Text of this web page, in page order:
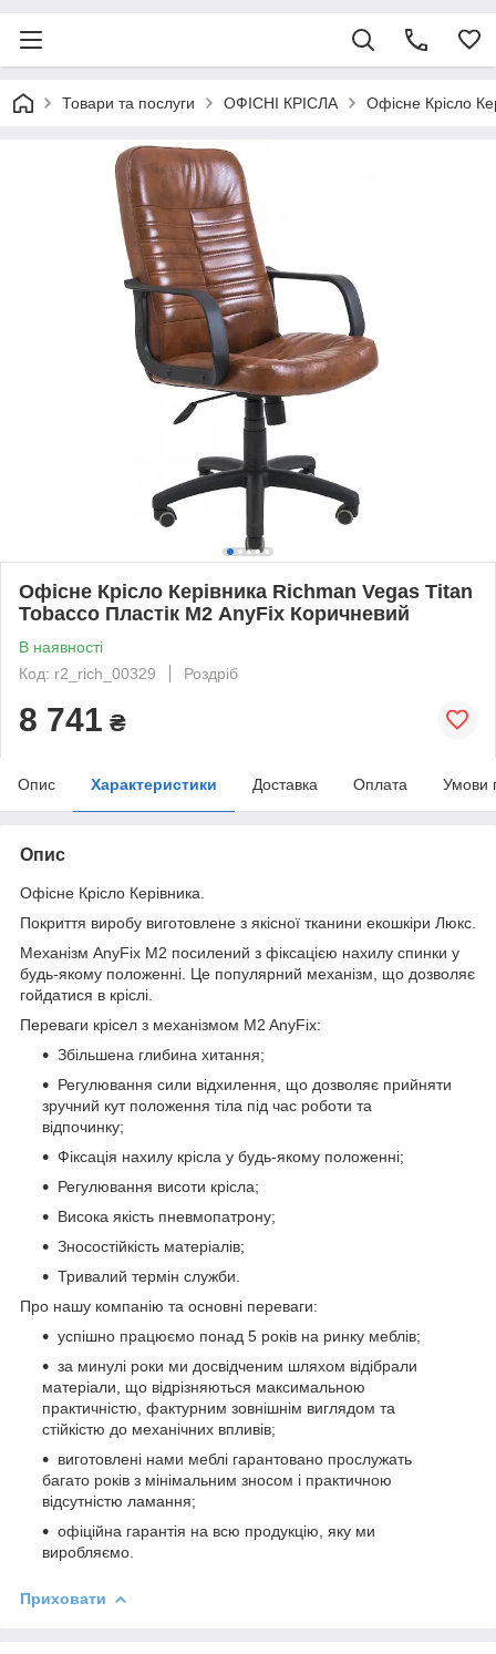
Товари та послуги ОФІСНІ КРІСЛА Офісне Крісло
Офісне Крісло Керівника Richman Vegas Titan
Tobacco Пластік М2 AnyFix Коричневий
В наявності
Код: r2_rich_00329
Роздріб
8 741 ₴
Опис Характеристики Доставка Оплата Умови
Опис
Офісне Крісло Керівника.
Покриття виробу виготовлене з якісної тканини екошкіри Люкс.
Механізм AnyFix М2 посилений з фіксацією нахилу спинки у
будь-якому положенні. Це популярний механізм, що дозволяє
гойдатися в кріслі.
Переваги крісел з механізмом M2 AnyFix:
Збільшена глибина хитання;
Регулювання сили відхилення, що дозволяє прийняти
зручний кут положення тіла під час роботи та
відпочинку;
Фіксація нахилу крісла у будь-якому положенні;
Регулювання висоти крісла;
Висока якість пневмопатрону;
Зносостійкість матеріалів;
Тривалий термін служби.
Про нашу компанію та основні переваги:
успішно працюємо понад 5 років на ринку меблів;
за минулі роки ми досвідченим шляхом відібрали
матеріали, що відрізняються максимальною
практичністю, фактурним зовнішнім виглядом та
стійкістю до механічних впливів;
виготовлені нами меблі гарантовано прослужать
багато років з мінімальним зносом і практичною
відсутністю ламання;
офіційна гарантія на всю продукцію, яку ми
виробляємо.
Приховати